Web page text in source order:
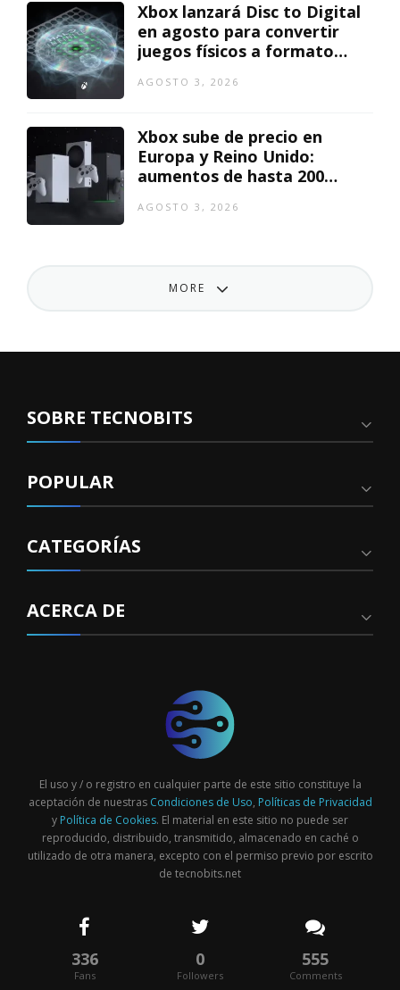
Xbox lanzará Disc to Digital
en agosto para convertir
juegos físicos a formato
AGOSTO 3, 2026
Xbox sube de precio en
Europa y Reino Unido:
aumentos de hasta 200
AGOSTO 3, 2026
MORE
SOBRE TECNOBITS
POPULAR
CATEGORÍAS
ACERCA DE
El uso y / o registro en cualquier parte de este sitio constituye la
aceptación de nuestras Condiciones de Uso, Políticas de Privacidad
y Política de Cookies. El material en este sitio no puede ser
reproducido, distribuido, transmitido, almacenado en caché o
utilizado de otra manera, excepto con el permiso previo por escrito
de tecnobits.net
336
Fans
0
Followers
555
Comments